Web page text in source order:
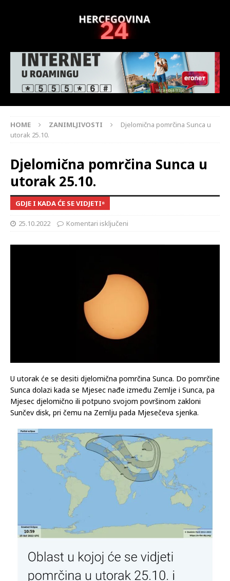
HOME ZANIMLJIVOSTI
Djelomična pomrčina Sunca u
utorak 25.10.
Djelomična pomrčina Sunca u
utorak 25.10.
GDJE I KADA ĆE SE VIDJETI⁸
25.10.2022 Komentari isključeni
U utorak će se desiti djelomična pomrčina Sunca. Do pomrčine
Sunca dolazi kada se Mjesec nađe između Zemlje i Sunca, pa
Mjesec djelomično ili potpuno svojom površinom zakloni
Sunčev disk, pri čemu na Zemlju pada Mjesečeva sjenka.